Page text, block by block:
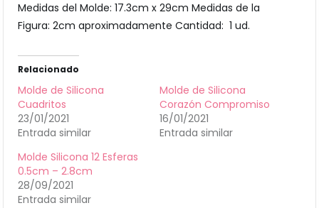
Medidas del Molde: 17.3cm x 29cm Medidas de la
Figura: 2cm aproximadamente Cantidad: 1 ud.
Relacionado
Molde de Silicona
Cuadritos
23/01/2021
Entrada similar
Molde de Silicona
Corazón Compromiso
16/01/2021
Entrada similar
Molde Silicona 12 Esferas
0.5cm – 2.8cm
28/09/2021
Entrada similar